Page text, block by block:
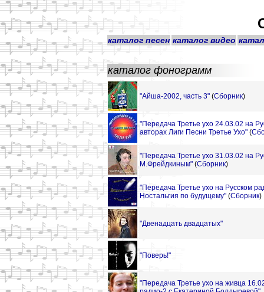
каталог песен каталог видео
каталог фонограмм
"Айша-2002, часть 3" (Сборник)
"Передача Третье ухо 24.03.02 на
авторах Лиги Песни Третье Ухо" (
"Передача Третье ухо 31.03.02 на
М.Фрейдкиным" (Сборник)
"Передача Третье ухо на Русском
Ностальгия по будущему" (Сборник)
"Двенадцать двадцатых"
"Поверь!"
"Передача Третье ухо на живца